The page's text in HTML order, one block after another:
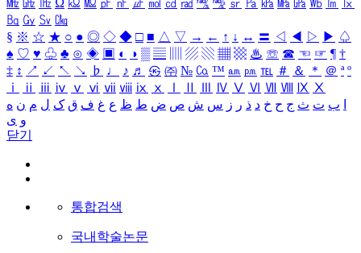
㎒ ㎓ ㎔ Ω ㏀ ㏁ ㎊ ㎋ ㎌ ㏖ ㏅ ㎭ ㎮ ㎯ ㏛ ㎩ ㎪ ㎫ ㎬ ㏝ ㏐
㏓
㏃ ㏉ ㏜ ㏆
§ ※ ☆ ★ ○ ● ◎ ◇ ◆ □ ■ △ ▽ → ← ↑ ↓ ↔ 〓 ◁ ◀ ▷ ▶ ♤
♠ ♡ ♥ ♧ ♣ ⊙ ◈ ▣ ◐ ◑ ▒ ▤ ▨ ▧ ▦ ▩ ♨ ☏ ☎ ☜ ☞ ¶ †
‡ ↕ ↗ ↙ ↖ ↘ ♭ ♩ ♪ ♬ ㉿ ㈜ № ㏇ ™ ㏂ ㏘ ℡ ＃ ＆ ＊ ＠ ª º
ⅰ
ⅱ ⅲ ⅳ ⅴ ⅵ ⅶ ⅷ ⅸ ⅹ Ⅳ Ⅴ Ⅵ Ⅶ Ⅷ Ⅸ Ⅹ
ب ت ث ج ح خ د ذ ر ز س ش ص ض ط ظ ع غ ف ق ک ل م ن ه
و ی
닫기
통합검색
국내학술논문